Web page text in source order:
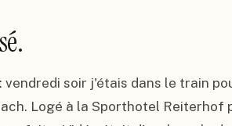
vendredi soir j'étais dans le train
Logé à la Sporthotel Reiterhof